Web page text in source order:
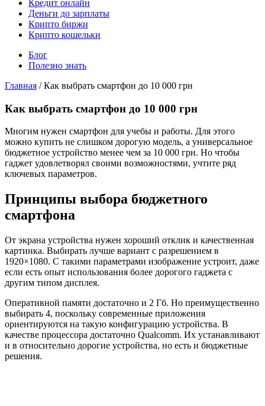
Кредит онлайн
Деньги до зарплаты
Крипто биржи
Крипто кошельки
Блог
Полезно знать
Главная / Как выбрать смартфон до 10 000 грн
Как выбрать смартфон до 10 000 грн
Многим нужен смартфон для учебы и работы. Для этого
можно купить не слишком дорогую модель, а универсальное
бюджетное устройство менее чем за 10 000 грн. Но чтобы
гаджет удовлетворял своими возможностями, учтите ряд
ключевых параметров.
Принципы выбора бюджетного
смартфона
От экрана устройства нужен хороший отклик и качественная
картинка. Выбирать лучше вариант с разрешением в
1920×1080. С такими параметрами изображение устроит, даже
если есть опыт использования более дорогого гаджета с
другим типом дисплея.
Оперативной памяти достаточно и 2 Гб. Но преимущественно
выбирать 4, поскольку современные приложения
ориентируются на такую конфигурацию устройства. В
качестве процессора достаточно Qualcomm. Их устанавливают
и в относительно дорогие устройства, но есть и бюджетные
решения.